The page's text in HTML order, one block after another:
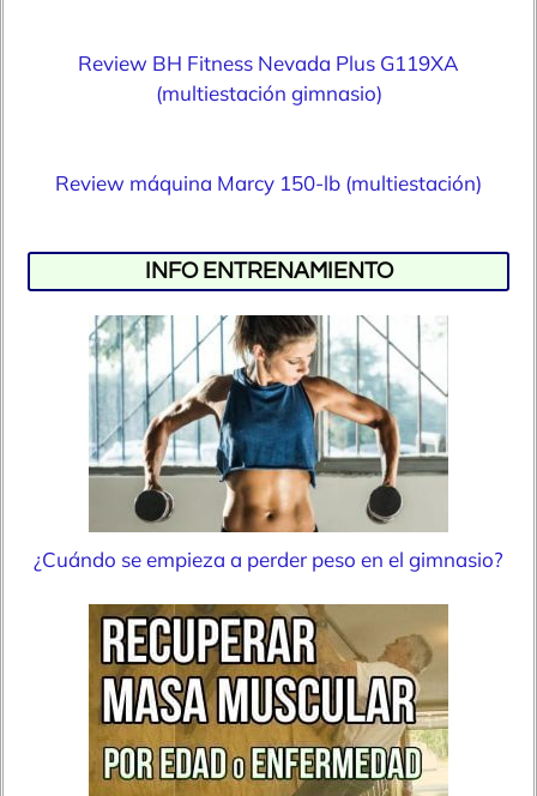
Review BH Fitness Nevada Plus G119XA
(multiestación gimnasio)
Review máquina Marcy 150-lb (multiestación)
INFO ENTRENAMIENTO
¿Cuándo se empieza a perder peso en el gimnasio?